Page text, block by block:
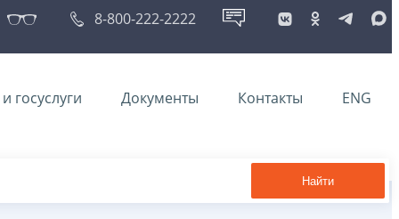
8-800-222-2222
госуслуги Документы Контакты ENG
Найти